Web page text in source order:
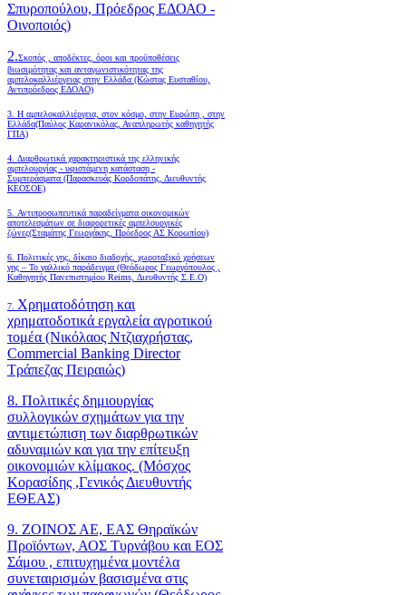
Σπυροπούλου, Πρόεδρος ΕΔΟΑΟ -
Οινοποιός)
2.Σκοπός , αποδέκτες, όροι και προϋποθέσεις
βιωσιμότητας και ανταγωνιστικότητας της
αμπελοκαλλιέργειας στην Ελλάδα (Κώστας Ευσταθίου,
Αντιπρόεδρος ΕΔΟΑΟ)
3. Η αμπελοκαλλιέργεια, στον κόσμο, στην Ευρώπη , στην
Ελλάδα(Παύλος Καρανικόλας, Αναπληρωτής καθηγητής
ΓΠΑ)
4. Διαρθρωτικά χαρακτηριστικά της ελληνικής
αμπελουργίας - υφιστάμενη κατάσταση -
Συμπεράσματα (Παρασκευάς Κορδοπάτης, Διευθυντής
ΚΕΟΣΟΕ)
5. Αντιπροσωπευτικά παραδείγματα οικονομικών
αποτελεσμάτων σε διαφορετικές αμπελουργικές
ζώνες(Σταμάτης Γεωργάκης, Πρόεδρος ΑΣ Κορωπίου)
6. Πολιτικές γης, δίκαιο διαδοχής, χωροταξικό χρήσεων
γης – Το γαλλικό παράδειγμα (Θεόδωρος Γεωργόπουλος ,
Καθηγητής Πανεπιστημίου Reims, Διευθυντής Σ.Ε.Ο)
7. Χρηματοδότηση και
χρηματοδοτικά εργαλεία αγροτικού
τομέα (Νικόλαος Ντζιαχρήστας,
Commercial Banking Director
Τράπεζας Πειραιώς)
8. Πολιτικές δημιουργίας
συλλογικών σχημάτων για την
αντιμετώπιση των διαρθρωτικών
αδυναμιών και για την επίτευξη
οικονομιών κλίμακος. (Μόσχος
Κορασίδης ,Γενικός Διευθυντής
ΕΘΕΑΣ)
9. ΖΟΙΝΟΣ ΑΕ, ΕΑΣ Θηραϊκών
Προϊόντων, ΑΟΣ Τυρνάβου και ΕΟΣ
Σάμου , επιτυχημένα μοντέλα
συνεταιρισμών βασισμένα στις